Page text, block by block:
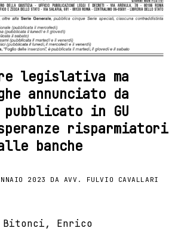
legislativa ma
annunciato da
in GU
risparmiatori
banche
2023 DA AVV. FULVIO CAVALLARI
Bitonci, Enrico